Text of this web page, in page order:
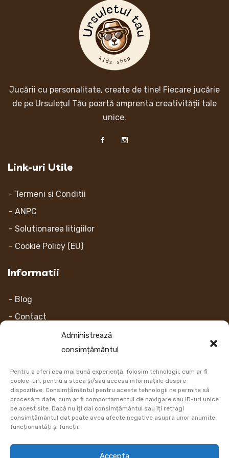
Administrează
consimțământul
Pentru a oferi cea mai bună experiență, folosim tehnologii, cum ar fi
cookie-uri, pentru a stoca și/sau accesa informațiile despre
dispozitive. Consimțământul pentru aceste tehnologii ne permite să
procesăm date, cum ar fi comportamentul de navigare sau ID-uri unice
pe acest site. Dacă nu îți dai consimțământul sau îți retragi
consimțământul dat poate avea afecte negative asupra unor anumite
funcționalități și funcții.
Accepta
Jucării cu personalitate, create de tine! Fiecare jucărie
de pe Ursulețul Tău poartă amprenta creativității tale
unice.
Link-uri Utile
Termeni si Conditii
ANPC
Solutionarea litigiilor
Cookie Policy (EU)
Informatii
Blog
Contact
Link-uri
Retur
Metoda de plata